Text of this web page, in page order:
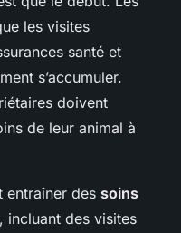
les visites
santé et
s’accumuler.
doivent
de leur animal à
entraîner des soins
, incluant des visites